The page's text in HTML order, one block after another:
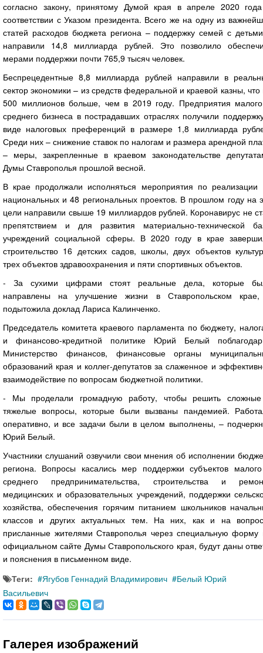
согласно закону, принятому Думой края в апреле 2020
соответствии с Указом президента. Всего же на одну из
статей расходов бюджета региона – поддержку семей с
направили 14,8 миллиарда рублей. Это позволило
мерами поддержки почти 765,9 тысяч человек.
Беспрецедентные 8,8 миллиарда рублей направили в
сектор экономики – из средств федеральной и краевой казны, что
500 миллионов больше, чем в 2019 году. Предприятия
среднего бизнеса в пострадавших отраслях получили
виде налоговых преференций в размере 1,8 миллиарда
Среди них – снижение ставок по налогам и размера арендной
– меры, закрепленные в краевом законодательстве
Думы Ставрополья прошлой весной.
В крае продолжали исполняться мероприятия по реализации
национальных и 48 региональных проектов. В прошлом году на
цели направили свыше 19 миллиардов рублей. Коронавирус не
препятствием и для развития материально-технической
учреждений социальной сферы. В 2020 году в крае
строительство 16 детских садов, школы, двух объектов
трех объектов здравоохранения и пяти спортивных объектов.
- За сухими цифрами стоят реальные дела, которые
направлены на улучшение жизни в Ставропольском
подытожила доклад Лариса Калинченко.
Председатель комитета краевого парламента по бюджету,
и финансово-кредитной политике Юрий Белый
Министерство финансов, финансовые органы
образований края и коллег-депутатов за слаженное и
взаимодействие по вопросам бюджетной политики.
- Мы проделали громадную работу, чтобы решить
тяжелые вопросы, которые были вызваны пандемией.
оперативно, и все задачи были в целом выполнены, –
Юрий Белый.
Участники слушаний озвучили свои мнения об исполнении
региона. Вопросы касались мер поддержки субъектов
среднего предпринимательства, строительства и
медицинских и образовательных учреждений, поддержки
хозяйства, обеспечения горячим питанием школьников
классов и других актуальных тем. На них, как и на
присланные жителями Ставрополья через специальную форму
официальном сайте Думы Ставропольского края, будут даны
и пояснения в письменном виде.
Теги:
Ягубов Геннадий Владимирович
Белый Юрий
Васильевич
Галерея изображений